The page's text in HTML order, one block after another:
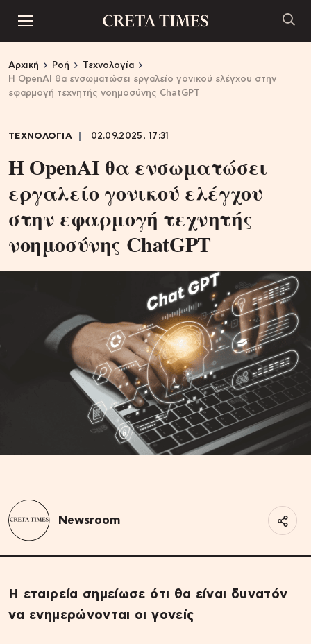
Αρχική Ροή
Τεχνολογία
Η OpenAI θα ενσωματώσει εργαλείο γονικού ελέγχου στην
εφαρμογή τεχνητής νοημοσύνης ChatGPT
ΤΕΧΝΟΛΟΓΙΑ 02.09.2025, 17:31
Η OpenAI θα ενσωματώσει
εργαλείο γονικού ελέγχου
στην εφαρμογή τεχνητής
νοημοσύνης ChatGPT
Newsroom
Η εταιρεία σημείωσε ότι θα είναι δυνατόν
να ενημερώνονται οι γονείς